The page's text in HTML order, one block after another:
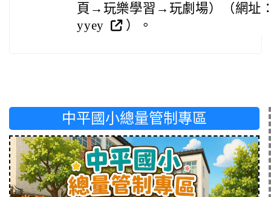
頁→玩樂學習→玩劇場）（網址
yyey
）。
中平國小總量管制專區